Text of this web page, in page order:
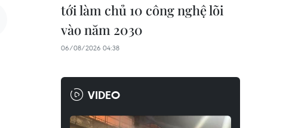
tới làm chủ 10 công nghệ lõi
vào năm 2030
06/08/2026 04:38
VIDEO